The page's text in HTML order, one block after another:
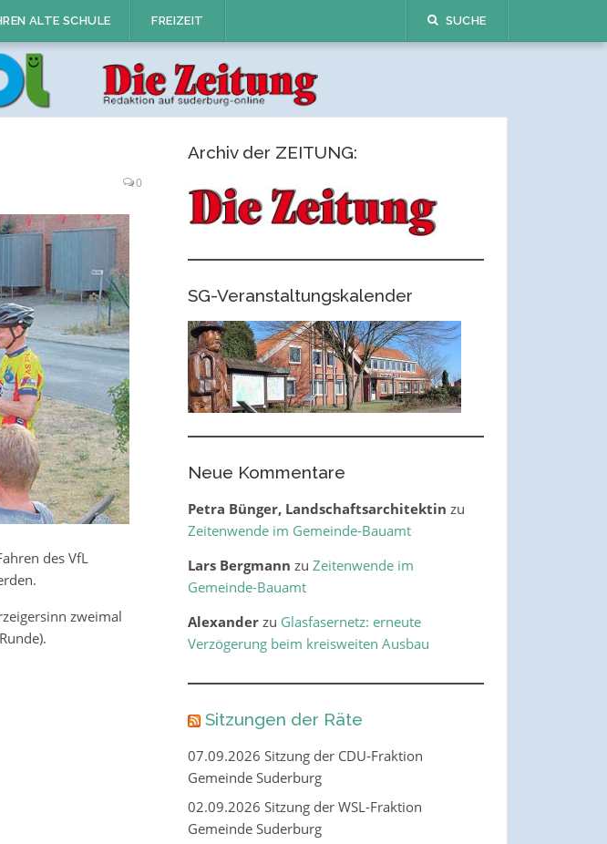
ALTE SCHULE FREIZEIT SUCHE
0
des VfL
zweimal
Archiv der ZEITUNG:
SG-Veranstaltungskalender
Neue Kommentare
Petra Bünger, Landschaftsarchitektin zu
Zeitenwende im Gemeinde-Bauamt
Lars Bergmann zu Zeitenwende im
Gemeinde-Bauamt
Alexanderzu Glasfasernetz: erneute
Verzögerung beim kreisweiten Ausbau
Sitzungen der Räte
07.09.2026 Sitzung der CDU-Fraktion
Gemeinde Suderburg
02.09.2026 Sitzung der WSL-Fraktion
Gemeinde Suderburg